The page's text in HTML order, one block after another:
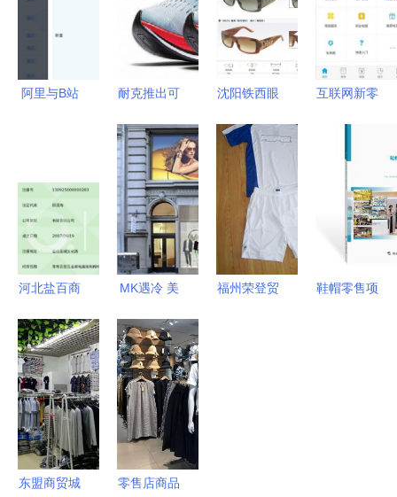
阿里与B站
信号
耐克推出可
时马拉松的
全新概念跑
鞋
沈阳铁西眼
质眼镜批发
零售一网打
尽，打造靓
丽出行风范
互联网新零
兵”突围之
路
河北盐百商
耕区域市
场，开启互
联网销售新
篇章
MK遇冷 美
为何陆续抛
弃昔日爆
款？
福州荣登贸
鞋帽零售项
东盟商贸城 零售店商品